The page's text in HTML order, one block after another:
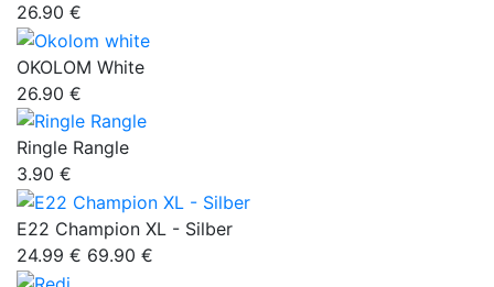
26.90 €
OKOLOM White
26.90 €
Ringle Rangle
3.90 €
E22 Champion XL - Silber
24.99 € 69.90 €